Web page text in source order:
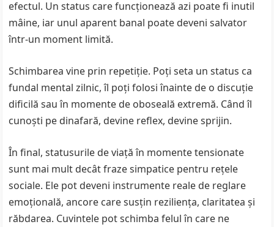
efectul. Un status care funcționează azi poate fi inutil
mâine, iar unul aparent banal poate deveni salvator
într-un moment limită.
Schimbarea vine prin repetiție. Poți seta un status ca
fundal mental zilnic, îl poți folosi înainte de o discuție
dificilă sau în momente de oboseală extremă. Când îl
cunoști pe dinafară, devine reflex, devine sprijin.
În final, statusurile de viață în momente tensionate
sunt mai mult decât fraze simpatice pentru rețele
sociale. Ele pot deveni instrumente reale de reglare
emoțională, ancore care susțin reziliența, claritatea și
răbdarea. Cuvintele pot schimba felul în care ne